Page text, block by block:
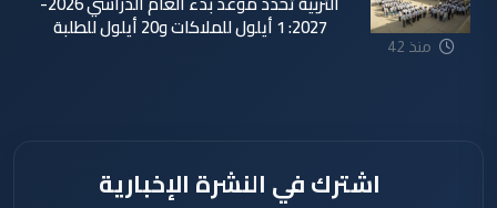
منذ 42
2027: 1 أيلول للملاكات و20 أيلول للطلبة
اشترك في النشرة الإخبارية